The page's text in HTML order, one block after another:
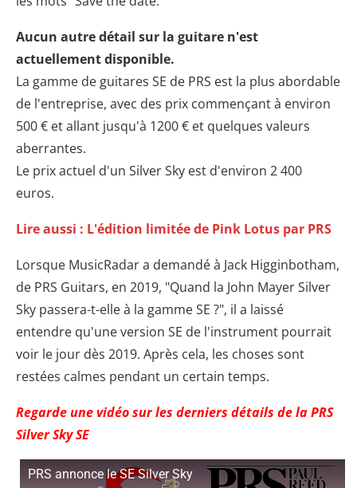
Aucun autre détail sur la guitare n'est
actuellement disponible.
La gamme de guitares SE de PRS est la plus abordable
de l'entreprise, avec des prix commençant à environ
500 € et allant jusqu'à 1200 € et quelques valeurs
aberrantes.
Le prix actuel d'un Silver Sky est d'environ 2 400
euros.
Lire aussi : L'édition limitée de Pink Lotus par PRS
Lorsque MusicRadar a demandé à Jack Higginbotham,
de PRS Guitars, en 2019, "Quand la John Mayer Silver
Sky passera-t-elle à la gamme SE ?", il a laissé
entendre qu'une version SE de l'instrument pourrait
voir le jour dès 2019. Après cela, les choses sont
restées calmes pendant un certain temps.
Regarde une vidéo sur les derniers détails de la PRS
Silver Sky SE
PRS annonce le SE Silver Sky